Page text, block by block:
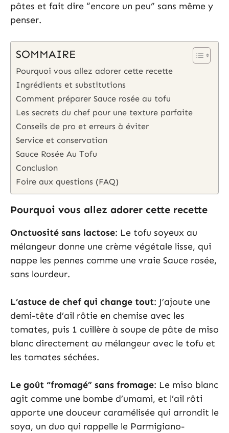
pâtes et fait dire “encore un peu” sans même y
penser.
SOMMAIRE
Pourquoi vous allez adorer cette recette
Ingrédients et substitutions
Comment préparer Sauce rosée au tofu
Les secrets du chef pour une texture parfaite
Conseils de pro et erreurs à éviter
Service et conservation
Sauce Rosée Au Tofu
Conclusion
Foire aux questions (FAQ)
Pourquoi vous allez adorer cette recette
Onctuosité sans lactose: Le tofu soyeux au
mélangeur donne une crème végétale lisse, qui
nappe les pennes comme une vraie Sauce rosée,
sans lourdeur.
L’astuce de chef qui change tout: J’ajoute une
demi-tête d’ail rôtie en chemise avec les
tomates, puis 1 cuillère à soupe de pâte de miso
blanc directement au mélangeur avec le tofu et
les tomates séchées.
Le goût “fromagé” sans fromage: Le miso blanc
agit comme une bombe d’umami, et l’ail rôti
apporte une douceur caramélisée qui arrondit le
soya, un duo qui rappelle le Parmigiano-